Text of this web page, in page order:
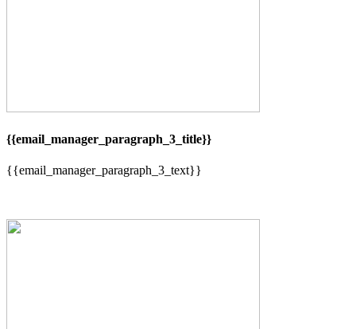
{{email_manager_paragraph_3_title}}
{{email_manager_paragraph_3_text}}